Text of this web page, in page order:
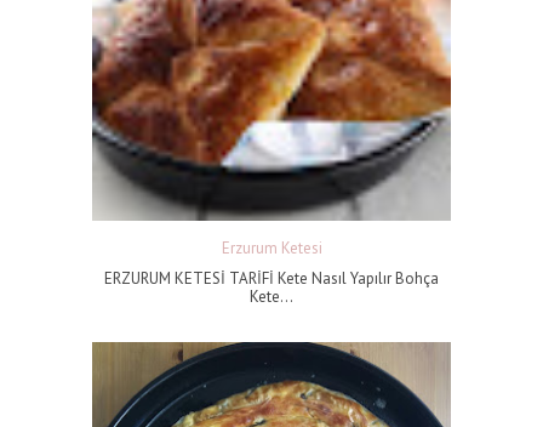
Erzurum Ketesi
ERZURUM KETESİ TARİFİ Kete Nasıl Yapılır Bohça
Kete...